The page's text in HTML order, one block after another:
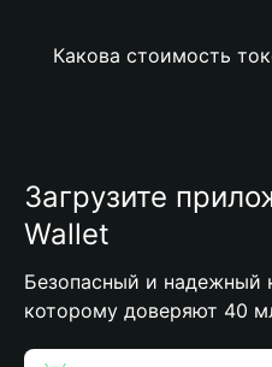
Какова стоимость
Загрузите
Wallet
Безопасный и надежный
которому доверяют 40